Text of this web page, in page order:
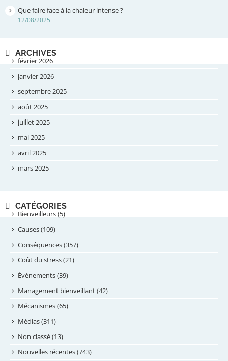
Que faire face à la chaleur intense ?
12/08/2025
ARCHIVES
février 2026
janvier 2026
septembre 2025
août 2025
juillet 2025
mai 2025
avril 2025
mars 2025
février 2025
septembre 2024
août 2024
juillet 2024
juin 2024
mai 2024
avril 2024
février 2024
janvier 2024
novembre 2023
octobre 2023
CATÉGORIES
Bienveilleurs (5)
Causes (109)
Conséquences (357)
Coût du stress (21)
Évènements (39)
Management bienveillant (42)
Mécanismes (65)
Médias (311)
Non classé (13)
Nouvelles récentes (743)